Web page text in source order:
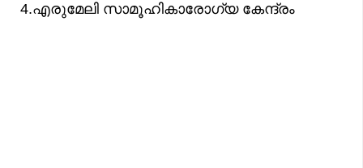
4.എരുമേലി സാമൂഹികാരോഗ്യ കേന്ദ്രം